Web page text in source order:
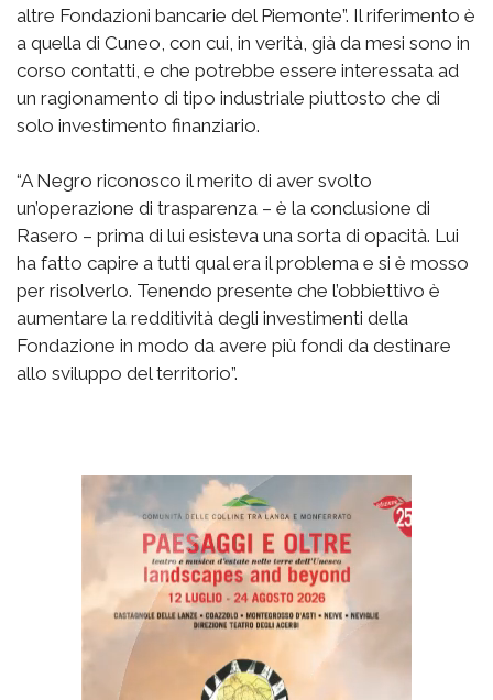
altre Fondazioni bancarie del Piemonte”. Il riferimento è
a quella di Cuneo, con cui, in verità, già da mesi sono in
corso contatti, e che potrebbe essere interessata ad
un ragionamento di tipo industriale piuttosto che di
solo investimento finanziario.
“A Negro riconosco il merito di aver svolto
un’operazione di trasparenza – è la conclusione di
Rasero – prima di lui esisteva una sorta di opacità. Lui
ha fatto capire a tutti qual era il problema e si è mosso
per risolverlo. Tenendo presente che l’obbiettivo è
aumentare la redditività degli investimenti della
Fondazione in modo da avere più fondi da destinare
allo sviluppo del territorio”.